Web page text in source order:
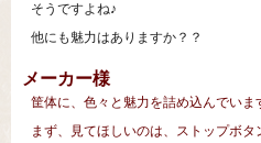
そうですよね♪
他にも魅力はありますか？？
メーカー様
筐体に、色々と魅力を詰め込んでいま
まず、見てほしいのは、ストップボタ